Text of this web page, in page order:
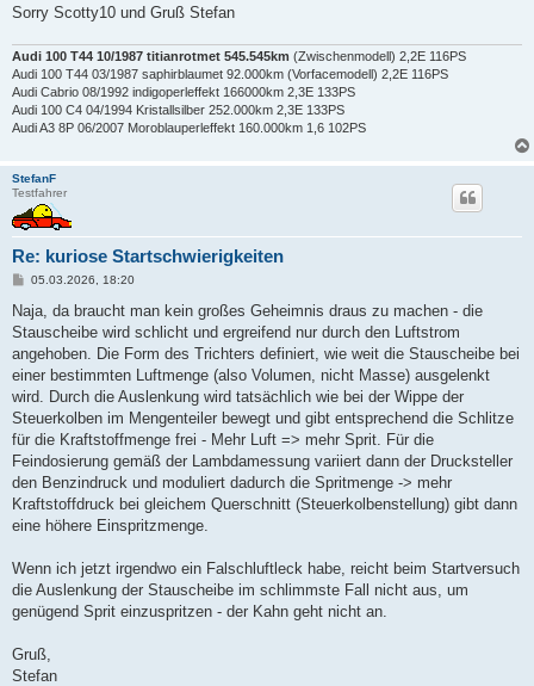
Sorry Scotty10 und Gruß Stefan
Audi 100 T44 10/1987 titianrotmet 545.545km (Zwischenmodell) 2,2E 116PS
Audi 100 T44 03/1987 saphirblaumet 92.000km (Vorfacemodell) 2,2E 116PS
Audi Cabrio 08/1992 indigoperleffekt 166000km 2,3E 133PS
Audi 100 C4 04/1994 Kristallsilber 252.000km 2,3E 133PS
Audi A3 8P 06/2007 Moroblauperleffekt 160.000km 1,6 102PS
StefanF
Testfahrer
Re: kuriose Startschwierigkeiten
B
i
r
a
g
05.03.2026, 18:20
Naja, da braucht man kein großes Geheimnis draus zu machen - die
Stauscheibe wird schlicht und ergreifend nur durch den Luftstrom
angehoben. Die Form des Trichters definiert, wie weit die Stauscheibe bei
einer bestimmten Luftmenge (also Volumen, nicht Masse) ausgelenkt
wird. Durch die Auslenkung wird tatsächlich wie bei der Wippe der
Steuerkolben im Mengenteiler bewegt und gibt entsprechend die Schlitze
für die Kraftstoffmenge frei - Mehr Luft => mehr Sprit. Für die
Feindosierung gemäß der Lambdamessung variiert dann der Drucksteller
den Benzindruck und moduliert dadurch die Spritmenge -> mehr
Kraftstoffdruck bei gleichem Querschnitt (Steuerkolbenstellung) gibt dann
eine höhere Einspritzmenge.
Wenn ich jetzt irgendwo ein Falschluftleck habe, reicht beim Startversuch
die Auslenkung der Stauscheibe im schlimmste Fall nicht aus, um
genügend Sprit einzuspritzen - der Kahn geht nicht an.
Gruß,
Stefan